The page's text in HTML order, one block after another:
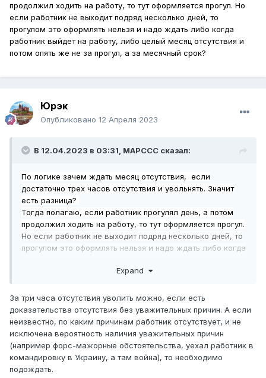
продолжил ходить на работу, то тут оформляется прогул. Но
если работник не выходит подряд несколько дней, то
прогулом это оформлять нельзя и надо ждать либо когда
работник выйдет на работу, либо целый месяц отсутствия и
потом опять же не за прогул, а за месячный срок?
Юрэк
Опубликовано 12 Апреля 2023
В 12.04.2023 в 03:31, MAPCCC сказал:
По логике зачем ждать месяц отсутствия, если
достаточно трех часов отсутствия и увольнять. Значит
есть разница?
Тогда полагаю, если работник прогулял день, а потом
продолжил ходить на работу, то тут оформляется прогул.
Но если работник не выходит подряд несколько дней, то
прогулом это оформлять нельзя и надо ждать либо когда
отсутствия и потом опять же не за прогул, а за месячный
Expand
За три часа отсутствия уволить можно, если есть
доказательства отсутствия без уважительных причин. А если
неизвестно, по каким причинам работник отсутствует, и не
исключена вероятность наличия уважительных причин
(например форс-мажорные обстоятельства, уехал работник в
командировку в Украину, а там война), то необходимо
подождать.